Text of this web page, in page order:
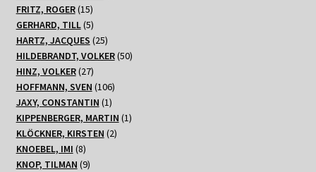
FRITZ, ROGER 1515
Produkte
GERHARD, TILL 55
Produkte
HARTZ, JACQUES 2525
Produkte
HILDEBRANDT, VOLKER 5050
HINZ, VOLKER 2727
Produkte
HOFFMANN, SVEN 106106
Produkte
JAXY, CONSTANTIN 11
Produkt
KIPPENBERGER, MARTIN 11
KLÖCKNER, KIRSTEN 22
KNOEBEL, IMI 88
Produkte
KNOP, TILMAN 99